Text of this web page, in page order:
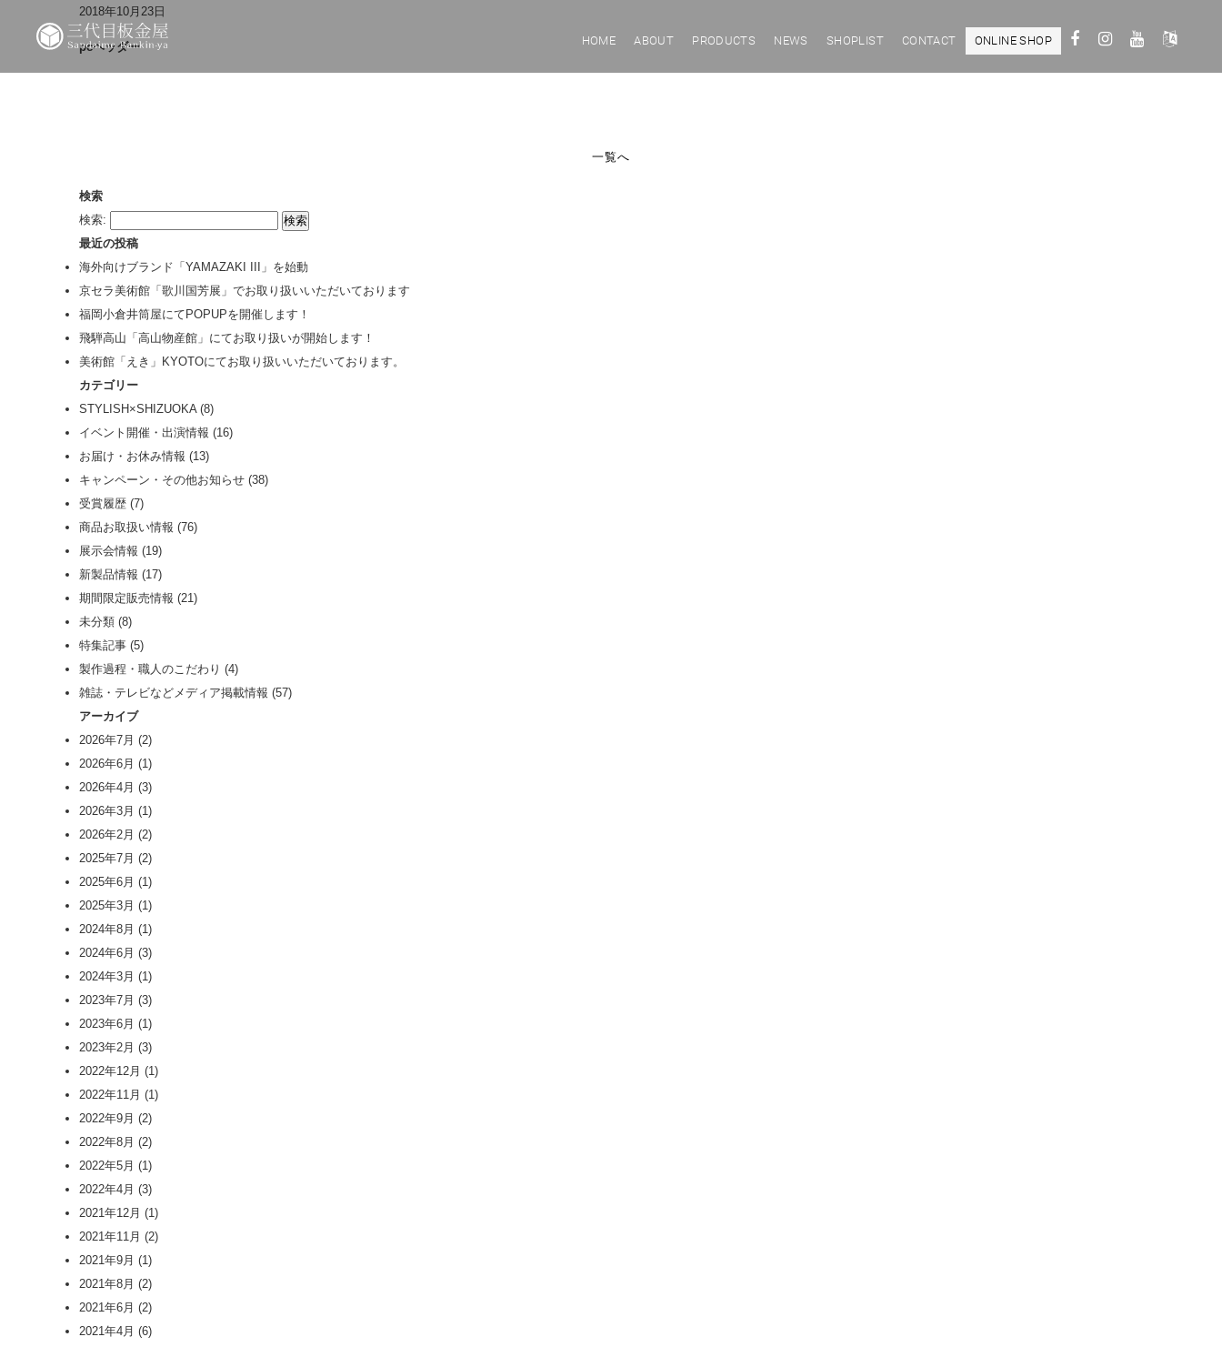
HOME ABOUT PRODUCTS NEWS SHOPLIST CONTACT ONLINE SHOP
2018年10月23日
pcヘッダー
一覧へ
検索
検索:
最近の投稿
海外向けブランド「YAMAZAKI III」を始動
京セラ美術館「歌川国芳展」でお取り扱いいただいております
福岡小倉井筒屋にてPOPUPを開催します！
飛騨高山「高山物産館」にてお取り扱いが開始します！
美術館「えき」KYOTOにてお取り扱いいただいております。
カテゴリー
STYLISH×SHIZUOKA(8)
イベント開催・出演情報 (16)
お届け・お休み情報 (13)
キャンペーン・その他お知らせ (38)
受賞履歴 (7)
商品お取扱い情報 (76)
展示会情報 (19)
新製品情報 (17)
期間限定販売情報 (21)
未分類 (8)
特集記事 (5)
製作過程・職人のこだわり (4)
雑誌・テレビなどメディア掲載情報 (57)
アーカイブ
2026年7月 (2)
2026年6月 (1)
2026年4月 (3)
2026年3月 (1)
2026年2月 (2)
2025年7月 (2)
2025年6月 (1)
2025年3月 (1)
2024年8月 (1)
2024年6月 (3)
2024年3月 (1)
2023年7月 (3)
2023年6月 (1)
2023年2月 (3)
2022年12月 (1)
2022年11月 (1)
2022年9月 (2)
2022年8月 (2)
2022年5月 (1)
2022年4月 (3)
2021年12月 (1)
2021年11月 (2)
2021年9月 (1)
2021年8月 (2)
2021年6月 (2)
2021年4月 (6)